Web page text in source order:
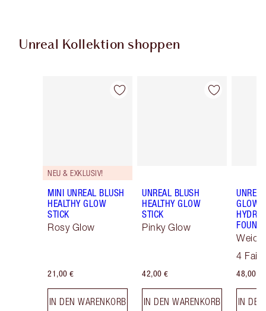
Unreal Kollektion shoppen
Artikel 1 von 36
NEU & EXKLUSIV!
MINI UNREAL BLUSH
HEALTHY GLOW
STICK
Rosy Glow
21,00 €
IN DEN WARENKORB
Artikel 2 von 36
UNREAL BLUSH
HEALTHY GLOW
STICK
Pinky Glow
42,00 €
IN DEN WARENKORB
GLOW
4 Fair
48,00 €
IN